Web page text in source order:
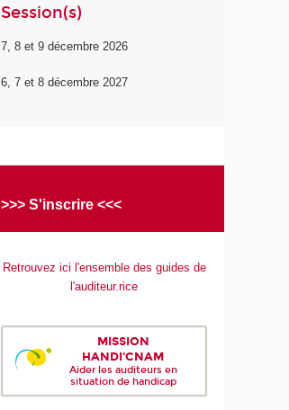
Session(s)
7, 8 et 9 décembre 2026
6, 7 et 8 décembre 2027
>>> S'inscrire <<<
Retrouvez ici l'ensemble des guides de
l'auditeur.rice
MISSION
HANDI'CNAM
Aider les auditeurs en
situation de handicap